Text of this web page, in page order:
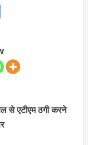
से एटीएम ठगी करने